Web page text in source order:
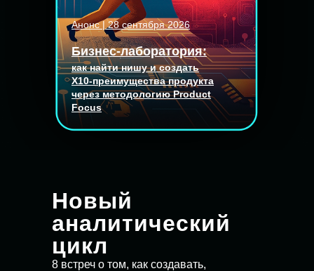
Анонс | 28 сентября 2026
как найти нишу и создать
Х10-преимущества продукта
через методологию Product
Focus
Бизнес-лаборатория:
Новый
аналитический
цикл
8 встреч о том, как создавать,